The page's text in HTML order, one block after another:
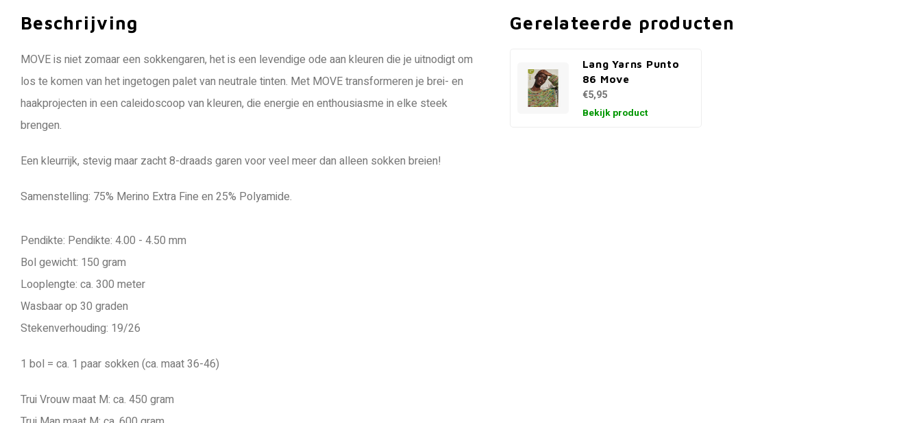
Beschrijving
MOVE is niet zomaar een sokkengaren, het is een levendige ode aan kleuren die je uitnodigt om
los te komen van het ingetogen palet van neutrale tinten. Met MOVE transformeren je brei- en
haakprojecten in een caleidoscoop van kleuren, die energie en enthousiasme in elke steek
brengen.
Een kleurrijk, stevig maar zacht 8-draads garen voor veel meer dan alleen sokken breien!
Samenstelling: 75% Merino Extra Fine en 25% Polyamide.
Pendikte: Pendikte: 4.00 - 4.50 mm
Bol gewicht: 150 gram
Looplengte: ca. 300 meter
Wasbaar op 30 graden
Stekenverhouding: 19/26
1 bol = ca. 1 paar sokken (ca. maat 36-46)
Trui Vrouw maat M: ca. 450 gram
Gerelateerde producten
Lang Yarns Punto
86 Move
€5,95
Bekijk product